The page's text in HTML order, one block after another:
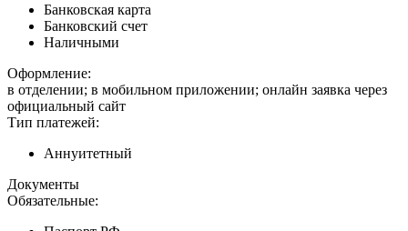
Банковская карта
Банковский счет
Наличными
Оформление:
в отделении; в мобильном приложении; онлайн заявка через
официальный сайт
Тип платежей:
Аннуитетный
Документы
Обязательные: